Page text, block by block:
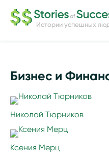
Истории успешных
Бизнес и
Николай Тюрников
Ксения Мерц